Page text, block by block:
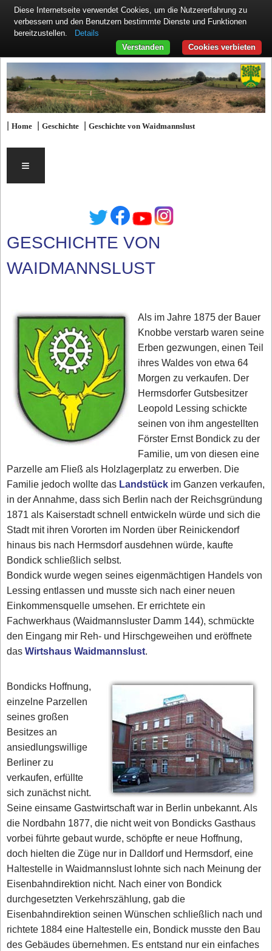
|Home |Geschichte |Geschichte von Waidmannslust
≡
GESCHICHTE VON
WAIDMANNSLUST
Als im Jahre 1875 der Bauer
Knobbe verstarb waren seine
Erben gezwungen, einen Teil
ihres Waldes von etwa 64
Morgen zu verkaufen. Der
Hermsdorfer Gutsbesitzer
Leopold Lessing schickte
seinen von ihm angestellten
Förster Ernst Bondick zu der
Familie, um von diesen eine
Parzelle am Fließ als Holzlagerplatz zu erwerben. Die
Familie jedoch wollte das Landstück im Ganzen verkaufen,
in der Annahme, dass sich Berlin nach der Reichsgründung
1871 als Kaiserstadt schnell entwickeln würde und sich die
Stadt mit ihren Vororten im Norden über Reinickendorf
hinaus bis nach Hermsdorf ausdehnen würde, kaufte
Bondick schließlich selbst.
Bondick wurde wegen seines eigenmächtigen Handels von
Lessing entlassen und musste sich nach einer neuen
Einkommensquelle umsehen. Er errichtete ein
Fachwerkhaus (Waidmannsluster Damm 144), schmückte
den Eingang mir Reh- und Hirschgeweihen und eröffnete
dasWirtshaus Waidmannslust.
Bondicks Hoffnung,
einzelne Parzellen
seines großen
Besitzes an
ansiedlungswillige
Berliner zu
verkaufen, erfüllte
sich zunächst nicht.
Seine einsame Gastwirtschaft war in Berlin unbekannt. Als
die Nordbahn 1877, die nicht weit von Bondicks Gasthaus
vorbei führte gebaut wurde, schöpfte er neue Hoffnung,
doch hielten die Züge nur in Dalldorf und Hermsdorf, eine
Haltestelle in Waidmannslust lohnte sich nach Meinung der
Eisenbahndirektion nicht. Nach einer von Bondick
durchgesetzten Verkehrszählung, gab die
Eisenbahndirektion seinen Wünschen schließlich nach und
richtete 1884 eine Haltestelle ein, Bondick musste den Bau
des Gebäudes übernehmen. Es entstand nur ein einfaches
Diese Internetseite verwendet Cookies, um die Nutzererfahrung zu
verbessern und den Benutzern bestimmte Dienste und Funktionen
bereitzustellen.
Details
Cookies verbieten
Verstanden